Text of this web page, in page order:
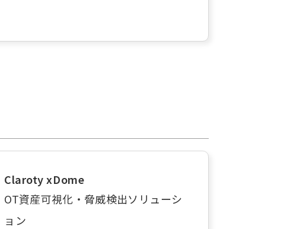
Claroty xDome
OT資産可視化・脅威検出ソリューシ
ョン